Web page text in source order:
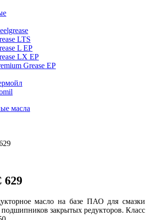
LTS
L EP
LX EP
Grease EP
масла
629
масло на базе ПАО для смазки
подшипников закрытых редукторов. Класс